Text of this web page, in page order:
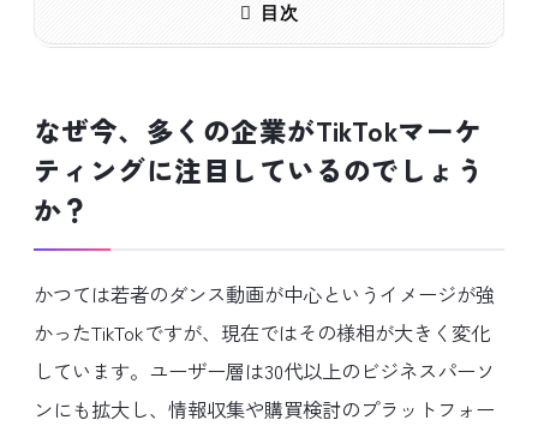
目次
なぜ今、多くの企業がTikTokマーケ
ティングに注目しているのでしょう
か？
かつては若者のダンス動画が中心というイメージが強
かったTikTokですが、現在ではその様相が大きく変化
しています。ユーザー層は30代以上のビジネスパーソ
ンにも拡大し、情報収集や購買検討のプラットフォー